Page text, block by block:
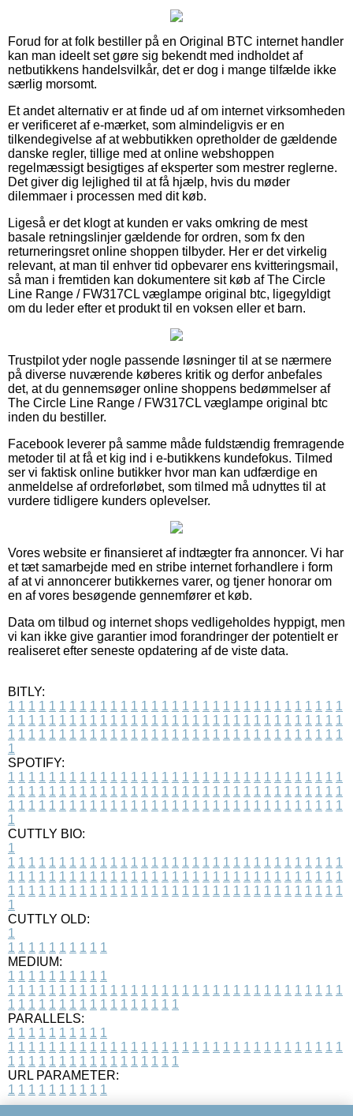
Forud for at folk bestiller på en Original BTC internet handler
kan man ideelt set gøre sig bekendt med indholdet af
netbutikkens handelsvilkår, det er dog i mange tilfælde ikke
særlig morsomt.
Et andet alternativ er at finde ud af om internet virksomheden
er verificeret af e-mærket, som almindeligvis er en
tilkendegivelse af at webbutikken opretholder de gældende
danske regler, tillige med at online webshoppen
regelmæssigt besigtiges af eksperter som mestrer reglerne.
Det giver dig lejlighed til at få hjælp, hvis du møder
dilemmaer i processen med dit køb.
Ligeså er det klogt at kunden er vaks omkring de mest
basale retningslinjer gældende for ordren, som fx den
returneringsret online shoppen tilbyder. Her er det virkelig
relevant, at man til enhver tid opbevarer ens kvitteringsmail,
så man i fremtiden kan dokumentere sit køb af The Circle
Line Range / FW317CL væglampe original btc, ligegyldigt
om du leder efter et produkt til en voksen eller et barn.
Trustpilot yder nogle passende løsninger til at se nærmere
på diverse nuværende køberes kritik og derfor anbefales
det, at du gennemsøger online shoppens bedømmelser af
The Circle Line Range / FW317CL væglampe original btc
inden du bestiller.
Facebook leverer på samme måde fuldstændig fremragende
metoder til at få et kig ind i e-butikkens kundefokus. Tilmed
ser vi faktisk online butikker hvor man kan udfærdige en
anmeldelse af ordreforløbet, som tilmed må udnyttes til at
vurdere tidligere kunders oplevelser.
Vores website er finansieret af indtægter fra annoncer. Vi har
et tæt samarbejde med en stribe internet forhandlere i form
af at vi annoncerer butikkernes varer, og tjener honorar om
en af vores besøgende gennemfører et køb.
Data om tilbud og internet shops vedligeholdes hyppigt, men
vi kan ikke give garantier imod forandringer der potentielt er
realiseret efter seneste opdatering af de viste data.
BITLY:
1 1 1 1 1 1 1 1 1 1 1 1 1 1 1 1 1 1 1 1 1 1 1 1 1 1 1 1 1 1 1 1 1
1 1 1 1 1 1 1 1 1 1 1 1 1 1 1 1 1 1 1 1 1 1 1 1 1 1 1 1 1 1 1 1 1
1 1 1 1 1 1 1 1 1 1 1 1 1 1 1 1 1 1 1 1 1 1 1 1 1 1 1 1 1 1 1 1 1
1
SPOTIFY:
1 1 1 1 1 1 1 1 1 1 1 1 1 1 1 1 1 1 1 1 1 1 1 1 1 1 1 1 1 1 1 1 1
1 1 1 1 1 1 1 1 1 1 1 1 1 1 1 1 1 1 1 1 1 1 1 1 1 1 1 1 1 1 1 1 1
1 1 1 1 1 1 1 1 1 1 1 1 1 1 1 1 1 1 1 1 1 1 1 1 1 1 1 1 1 1 1 1 1
1
CUTTLY BIO:
1
1 1 1 1 1 1 1 1 1 1 1 1 1 1 1 1 1 1 1 1 1 1 1 1 1 1 1 1 1 1 1 1 1
1 1 1 1 1 1 1 1 1 1 1 1 1 1 1 1 1 1 1 1 1 1 1 1 1 1 1 1 1 1 1 1 1
1 1 1 1 1 1 1 1 1 1 1 1 1 1 1 1 1 1 1 1 1 1 1 1 1 1 1 1 1 1 1 1 1
1
CUTTLY OLD:
1
1 1 1 1 1 1 1 1 1 1
MEDIUM:
1 1 1 1 1 1 1 1 1 1
1 1 1 1 1 1 1 1 1 1 1 1 1 1 1 1 1 1 1 1 1 1 1 1 1 1 1 1 1 1 1 1 1
1 1 1 1 1 1 1 1 1 1 1 1 1 1 1 1 1
PARALLELS:
1 1 1 1 1 1 1 1 1 1
1 1 1 1 1 1 1 1 1 1 1 1 1 1 1 1 1 1 1 1 1 1 1 1 1 1 1 1 1 1 1 1 1
1 1 1 1 1 1 1 1 1 1 1 1 1 1 1 1 1
URL PARAMETER:
1 1 1 1 1 1 1 1 1 1